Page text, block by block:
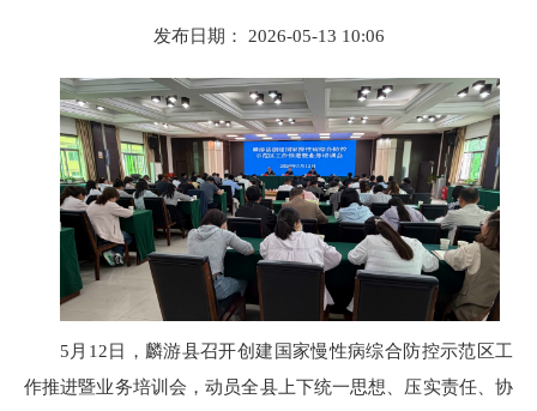
发布日期： 2026-05-13 10:06
5月12日，麟游县召开创建国家慢性病综合防控示范区工
作推进暨业务培训会，动员全县上下统一思想、压实责任、协